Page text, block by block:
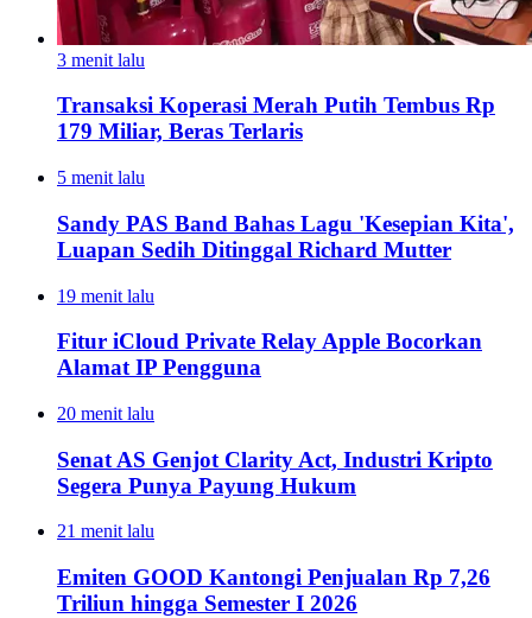
3 menit lalu
Transaksi Koperasi Merah Putih Tembus Rp
179 Miliar, Beras Terlaris
5 menit lalu
Sandy PAS Band Bahas Lagu 'Kesepian Kita',
Luapan Sedih Ditinggal Richard Mutter
19 menit lalu
Fitur iCloud Private Relay Apple Bocorkan
Alamat IP Pengguna
20 menit lalu
Senat AS Genjot Clarity Act, Industri Kripto
Segera Punya Payung Hukum
21 menit lalu
Emiten GOOD Kantongi Penjualan Rp 7,26
Triliun hingga Semester I 2026